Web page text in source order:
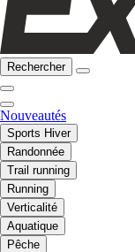
Rechercher
Nouveautés
Sports Hiver
Randonnée
Trail running
Running
Verticalité
Aquatique
Pêche